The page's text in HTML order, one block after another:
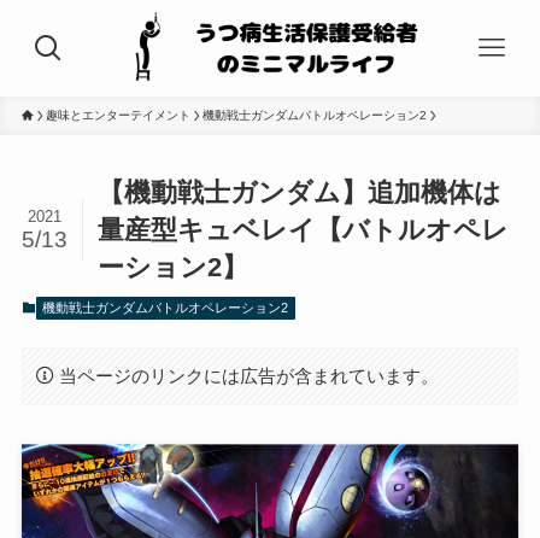
趣味とエンターテイメント 機動戦士ガンダムバトルオペレーション2
【機動戦士ガンダム】追加機体は
量産型キュベレイ【バトルオペレ
ーション2】
2021
5/13
機動戦士ガンダムバトルオペレーション2
当ページのリンクには広告が含まれています。